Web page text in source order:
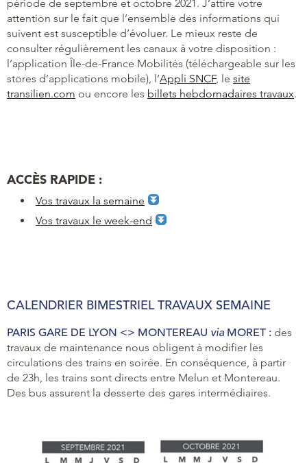
période de septembre et octobre 2021. J’attire votre
attention sur le fait que l’ensemble des informations qui
suivent est susceptible d’évoluer. Le mieux reste de
consulter régulièrement les canaux à votre disposition :
l’application Île-de-France Mobilités (téléchargeable sur les
stores d’applications mobile), l’Appli SNCF, le site
transilien.com ou encore les billets hebdomadaires travaux.
ACCÈS RAPIDE :
Vos travaux la semaine
Vos travaux le week-end
CALENDRIER BIMESTRIEL TRAVAUX SEMAINE
PARIS GARE DE LYON <> MONTEREAU via MORET : des
travaux de maintenance nous obligent à modifier les
circulations des trains en soirée. En conséquence, à partir
de 23h, les trains sont directs entre Melun et Montereau.
Des bus assurent la desserte des gares intermédiaires.